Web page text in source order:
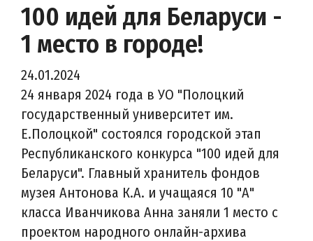
100 идей для Беларуси -
1 место в городе!
24.01.2024
24 января 2024 года в УО "Полоцкий
государственный университет им.
Е.Полоцкой" состоялся городской этап
Республиканского конкурса "100 идей для
Беларуси". Главный хранитель фондов
музея Антонова К.А. и учащаяся 10 "А"
класса Иванчикова Анна заняли 1 место с
проектом народного онлайн-архива